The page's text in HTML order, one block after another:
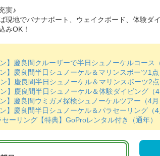
実♪
現地でバナナボート、ウェイクボード、体験ダ
みOK！
ン】慶良間クルーザーで半日シュノーケルコース
ン】慶良間半日シュノーケル＆マリンスポーツ1点
ン】慶良間半日シュノーケル＆マリンスポーツ2点
ン】慶良間半日シュノーケル＆体験ダイビング（4
ン】慶良間ウミガメ探検シュノーケルツアー（4月
ン】慶良間半日シュノーケル＆パラセーリング（4
ーリング【特典】GoProレンタル付き（通年）